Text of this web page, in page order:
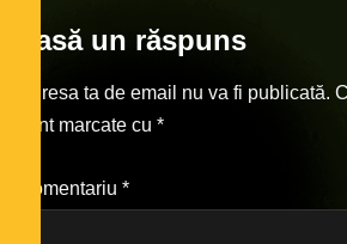
Lasă un răspuns
Adresa ta de email nu va fi publicată.
sunt marcate cu *
Comentariu *